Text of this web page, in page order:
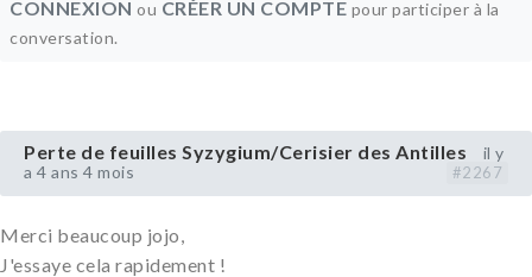
CONNEXION ou CRÉER UN COMPTE pour participer à la
conversation.
Perte de feuilles Syzygium/Cerisier des Antilles
il y
a 4 ans 4 mois
#2267
Merci beaucoup jojo,
J'essaye cela rapidement !